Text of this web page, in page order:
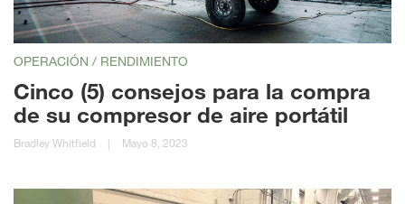
OPERACIÓN / RENDIMIENTO
Cinco (5) consejos para la compra
de su compresor de aire portátil
Bradley Whitfield | Mayo 8, 2023